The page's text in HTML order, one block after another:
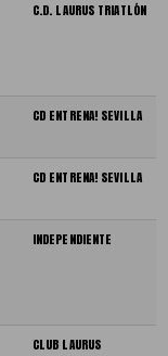
C.D. LAURUS TRIATLÓN
CD ENTRENA! SEVILLA
CD ENTRENA! SEVILLA
INDEPENDIENTE
CLUB LAURUS